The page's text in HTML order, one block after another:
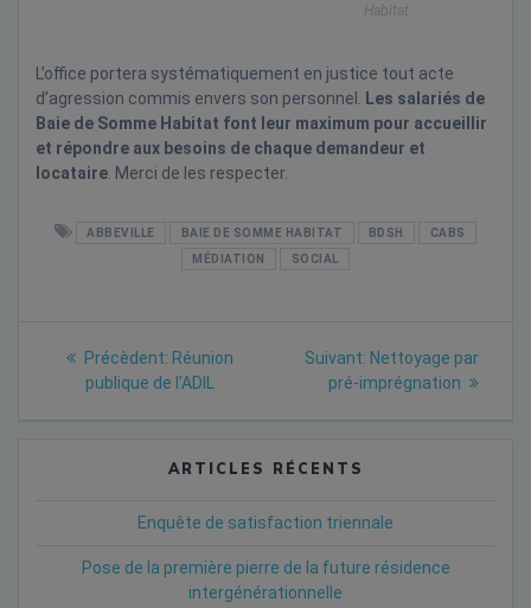
Habitat
L’office portera systématiquement en justice tout acte
d’agression commis envers son personnel.
Les salariés de
Baie de Somme Habitat font leur maximum pour accueillir
et répondre aux besoins de chaque demandeur et
locataire . Merci de les respecter.
ABBEVILLE BAIE DE SOMME HABITAT BDSH
CABS
MÉDIATION
SOCIAL
Navigation
Précèdent: Previous
post:
Réunion
publique de l’ADIL
Suivant: Next
post:
Nettoyage par
pré-imprégnation
ARTICLES RÉCENTS
Enquête de satisfaction triennale
Pose de la première pierre de la future résidence
intergénérationnelle